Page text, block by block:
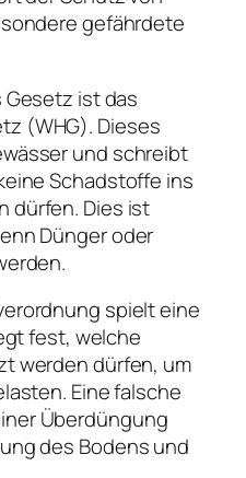
gefährdete
ist das
(WHG). Dieses
und schreibt
Schadstoffe ins
dürfen. Dies ist
Dünger oder
spielt eine
fest, welche
werden dürfen, um
Eine falsche
Überdüngung
des Bodens und